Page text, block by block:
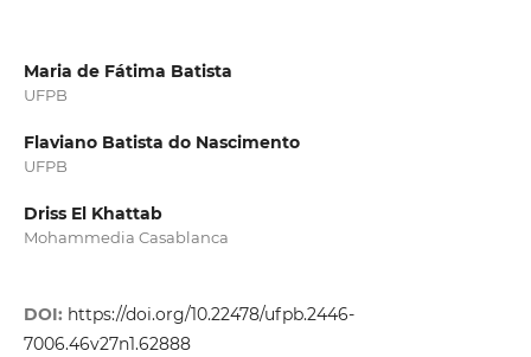
Maria de Fátima Batista
UFPB
Flaviano Batista do Nascimento
UFPB
Driss El Khattab
Mohammedia Casablanca
DOI: https://doi.org/10.22478/ufpb.2446-
7006.46v27n1.62888